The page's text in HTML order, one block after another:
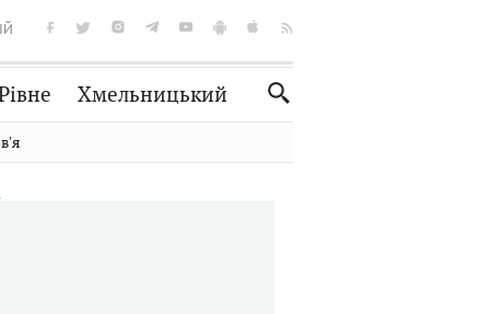
Хмельницький
Словко